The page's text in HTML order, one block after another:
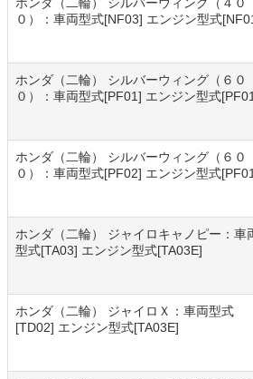
ホンダ（二輪） シルバーウィング（４０
０）：車両型式[NF03] エンジン型式
ホンダ（二輪） シルバーウィング（６０
０）：車両型式[PF01] エンジン型式
ホンダ（二輪） シルバーウィング（６０
０）：車両型式[PF02] エンジン型式
ホンダ（二輪） ジャイロキャノピー：車
型式[TA03] エンジン型式[TA03E]
ホンダ（二輪） ジャイロＸ：車両型式
[TD02] エンジン型式[TA03E]